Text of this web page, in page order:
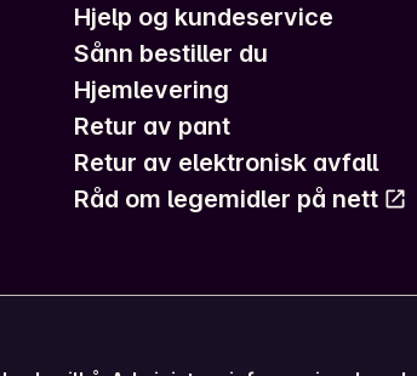
Hjelp og kundeservice
Sånn bestiller du
Hjemlevering
Retur av pant
Retur av elektronisk avfall
Råd om legemidler på nett